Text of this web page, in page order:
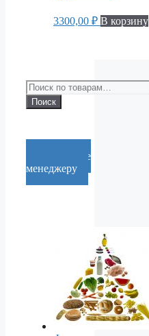
3300,00 ₽ В корзину
Искать:
Поиск
Cообщение
менеджеру